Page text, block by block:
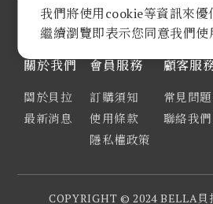
週一至週五 9:00-
統一編號 : 82366759
關於我們
關於貝拉
最新消息
會員服務
訂購須知
使用條款
隱私權政策
顧客服
常見問題
聯絡我們
COPYRIGHT © 2024 BELLA
我們將使用cookie等資訊來優
繼續瀏覽即表示您同意我們使